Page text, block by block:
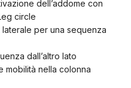
dell’addome con
circle
per una sequenza
dall’altro lato
mobilità nella colonna